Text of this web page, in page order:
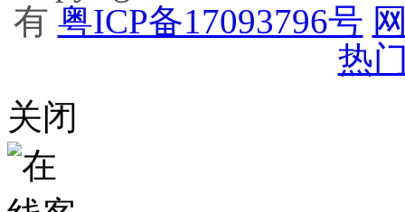
有 粤ICP备17093796号
热
关闭